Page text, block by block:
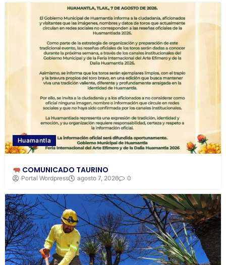
Huamantla
COMUNICADO TAURINO
Portal Wordpress agosto 7, 2026 0